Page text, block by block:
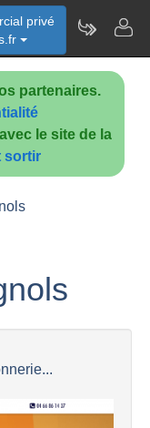
partenaires.
le site de la
sortir
privé